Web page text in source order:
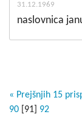
31.12.1969
naslovnica
« Prejšnjih 15
90
91 92